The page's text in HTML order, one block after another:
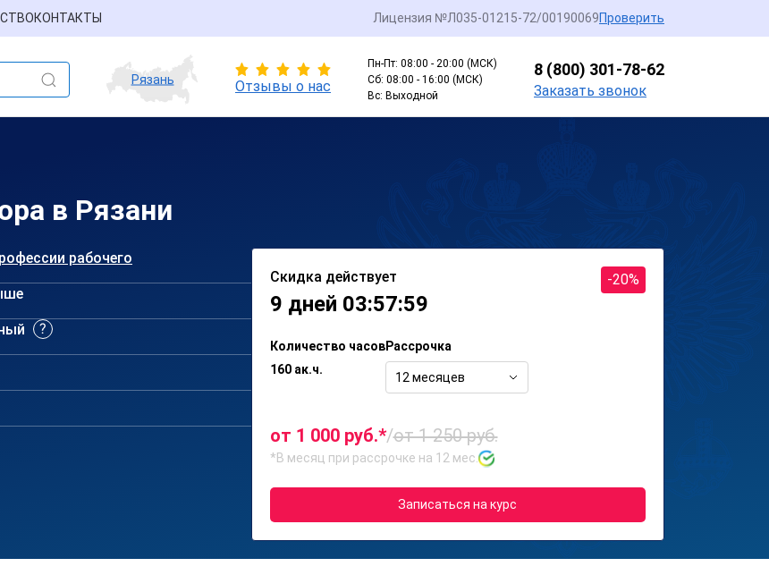
КОНТАКТЫ Лицензия №Л035-01215-72/00190069Проверить
Рязань Отзывы о нас
Пн-Пт: 08:00 - 20:00 (МСК)
Сб: 08:00 - 16:00 (МСК)
Вс: Выходной
8 (800) 301-78-62
Заказать звонок
в Рязани
рабочего
Скидка действует
9 дней 03:57:59
-20%
Количество часов
160 ак.ч.
Рассрочка
12 месяцев
от 1 000 руб.*/от 1 250 руб.
*В месяц при рассрочке на 12 мес.
Записаться на курс